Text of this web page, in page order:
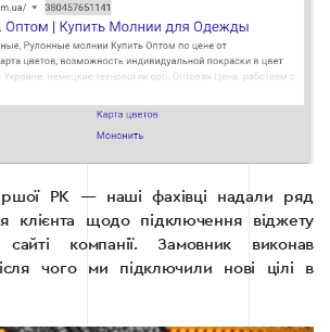
РК — наші фахівці надали ряд
клієнта щодо підключення віджету
компанії. Замовник виконав
чого ми підключили нові цілі в